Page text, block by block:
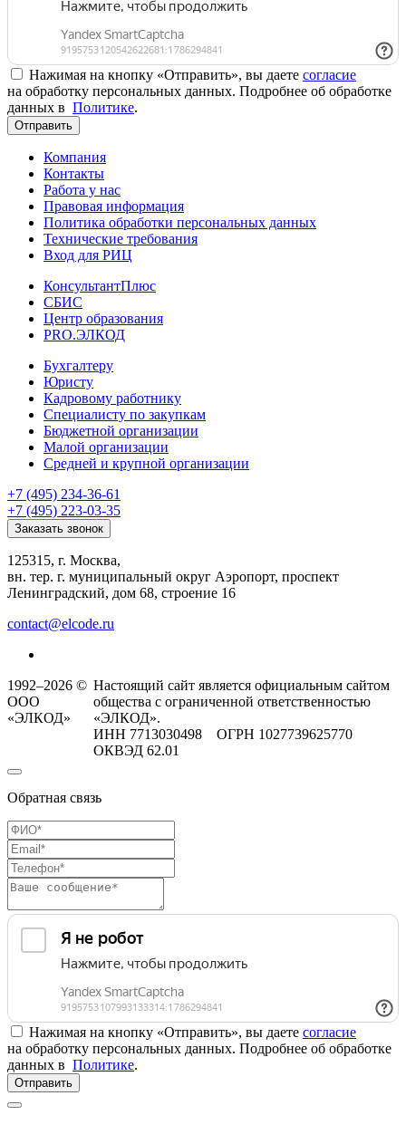
Нажимая на кнопку «Отправить», вы даете согласие
на обработку персональных данных. Подробнее об обработке
данных в Политике.
Отправить
Компания
Контакты
Работа у нас
Правовая информация
Политика обработки персональных данных
Технические требования
Вход для РИЦ
КонсультантПлюс
СБИС
Центр образования
PRO.ЭЛКОД
Бухгалтеру
Юристу
Кадровому работнику
Специалисту по закупкам
Бюджетной организации
Малой организации
Средней и крупной организации
+7 (495) 234-36-61
+7 (495) 223-03-35
Заказать звонок
125315, г. Москва,
вн. тер. г. муниципальный округ Аэропорт, проспект
Ленинградский, дом 68, строение 16
contact@elcode.ru
1992–2026 ©
ООО
«ЭЛКОД»
Настоящий сайт является официальным сайтом
общества с ограниченной ответственностью
«ЭЛКОД».
ИНН 7713030498 ОГРН 1027739625770
ОКВЭД 62.01
Обратная связь
Нажимая на кнопку «Отправить», вы даете согласие
на обработку персональных данных. Подробнее об обработке
данных в Политике.
Отправить